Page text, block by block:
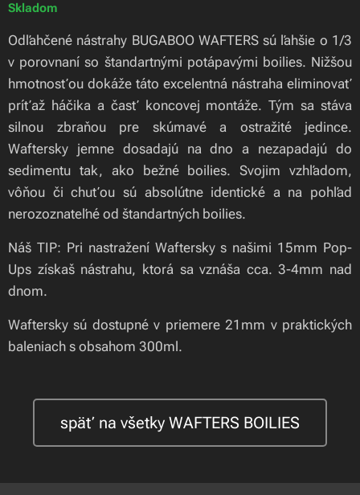
Skladom
Odľahčené nástrahy BUGABOO WAFTERS sú ľahšie o 1/3
v porovnaní so štandartnými potápavými boilies. Nižšou
hmotnosťou dokáže táto excelentná nástraha eliminovať
príťaž háčika a časť koncovej montáže. Tým sa stáva
silnou zbraňou pre skúmavé a ostražité jedince.
Waftersky jemne dosadajú na dno a nezapadajú do
sedimentu tak, ako bežné boilies. Svojim vzhľadom,
vôňou či chuťou sú absolútne identické a na pohľad
nerozoznateľné od štandartných boilies.
Náš TIP: Pri nastražení Waftersky s našimi 15mm Pop-
Ups získaš nástrahu, ktorá sa vznáša cca. 3-4mm nad
dnom.
Waftersky sú dostupné v priemere 21mm v praktických
baleniach s obsahom 300ml.
späť na všetky WAFTERS BOILIES